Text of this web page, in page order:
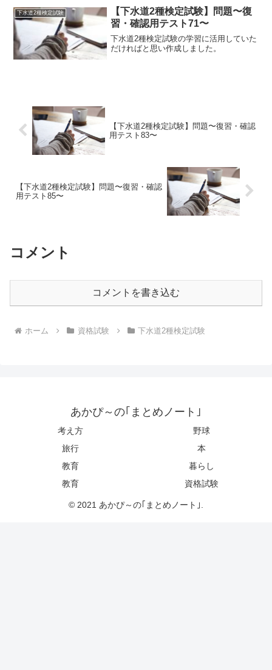
量の精度及び方法を記載した計画書を提
出して、【A:国土交通大...
下水道2種検定試験
【下水道2種検定試験】問題〜復
習・確認用テスト71〜
下水道2種検定試験の学習に活用していた
だければと思い作成しました。
【下水道2種検定試験】問題〜復習・確認
用テスト83〜
【下水道2種検定試験】問題〜復習・確認
用テスト85〜
コメント
コメントを書き込む
ホーム 資格試験 下水道2種検定試験
あかぴ～の｢まとめノート｣
考え方
野球
旅行
本
教育
暮らし
教育
資格試験
© 2021 あかぴ～の｢まとめノート｣.